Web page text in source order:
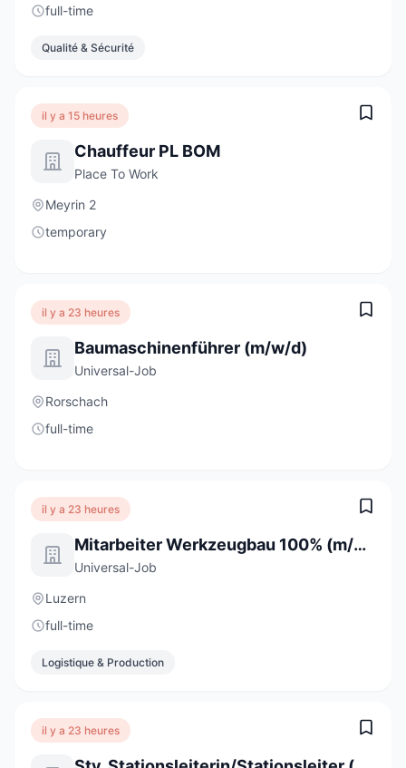
full-time
Qualité & Sécurité
il y a 15 heures
Chauffeur PL BOM
Place To Work
Meyrin 2
temporary
il y a 23 heures
Baumaschinenführer (m/w/d)
Universal-Job
Rorschach
full-time
il y a 23 heures
Mitarbeiter Werkzeugbau 100% (m/w/d)
Universal-Job
Luzern
full-time
Logistique & Production
il y a 23 heures